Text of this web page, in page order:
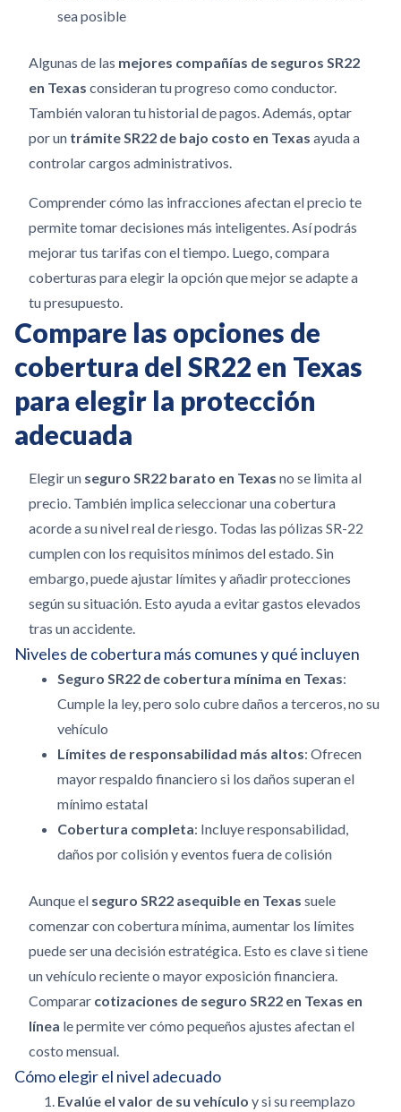
sea posible
Algunas de las mejores compañías de seguros SR22
en Texas consideran tu progreso como conductor.
También valoran tu historial de pagos. Además, optar
por un trámite SR22 de bajo costo en Texas ayuda a
controlar cargos administrativos.
Comprender cómo las infracciones afectan el precio te
permite tomar decisiones más inteligentes. Así podrás
mejorar tus tarifas con el tiempo. Luego, compara
coberturas para elegir la opción que mejor se adapte a
tu presupuesto.
Compare las opciones de
cobertura del SR22 en Texas
para elegir la protección
adecuada
Elegir un seguro SR22 barato en Texas no se limita al
precio. También implica seleccionar una cobertura
acorde a su nivel real de riesgo. Todas las pólizas SR-22
cumplen con los requisitos mínimos del estado. Sin
embargo, puede ajustar límites y añadir protecciones
según su situación. Esto ayuda a evitar gastos elevados
tras un accidente.
Niveles de cobertura más comunes y qué incluyen
Seguro SR22 de cobertura mínima en Texas:
Cumple la ley, pero solo cubre daños a terceros, no su
vehículo
Límites de responsabilidad más altos: Ofrecen
mayor respaldo financiero si los daños superan el
mínimo estatal
Cobertura completa: Incluye responsabilidad,
daños por colisión y eventos fuera de colisión
Aunque el seguro SR22 asequible en Texas suele
comenzar con cobertura mínima, aumentar los límites
puede ser una decisión estratégica. Esto es clave si tiene
un vehículo reciente o mayor exposición financiera.
Comparar cotizaciones de seguro SR22 en Texas en
línea le permite ver cómo pequeños ajustes afectan el
costo mensual.
Cómo elegir el nivel adecuado
Evalúe el valor de su vehículo y si su reemplazo